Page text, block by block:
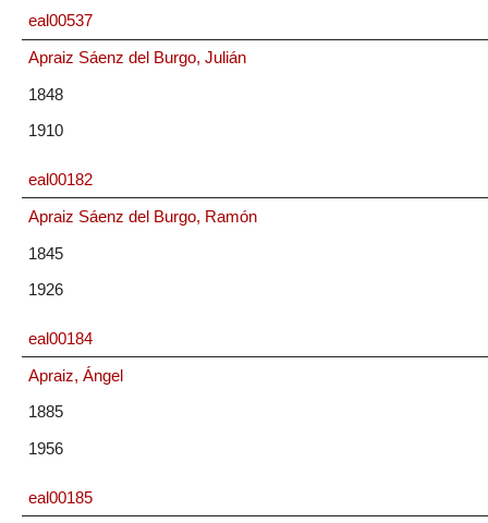
eal00537
Apraiz Sáenz del Burgo, Julián
1848
1910
eal00182
Apraiz Sáenz del Burgo, Ramón
1845
1926
eal00184
Apraiz, Ángel
1885
1956
eal00185